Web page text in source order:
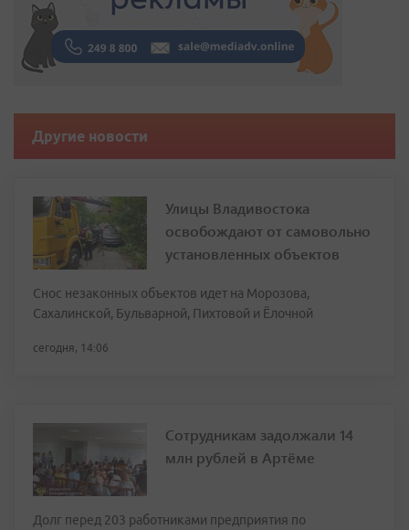
Другие новости
Улицы Владивостока
освобождают от самовольно
установленных объектов
Снос незаконных объектов идет на Морозова,
Сахалинской, Бульварной, Пихтовой и Ёлочной
сегодня, 14:06
Сотрудникам задолжали 14
млн рублей в Артёме
Долг перед 203 работниками предприятия по